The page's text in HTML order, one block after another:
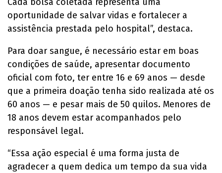
Cada bolsa coletada representa uma
oportunidade de salvar vidas e fortalecer a
assistência prestada pelo hospital”, destaca.
Para doar sangue, é necessário estar em boas
condições de saúde, apresentar documento
oficial com foto, ter entre 16 e 69 anos — desde
que a primeira doação tenha sido realizada até os
60 anos — e pesar mais de 50 quilos. Menores de
18 anos devem estar acompanhados pelo
responsável legal.
“Essa ação especial é uma forma justa de
agradecer a quem dedica um tempo da sua vida